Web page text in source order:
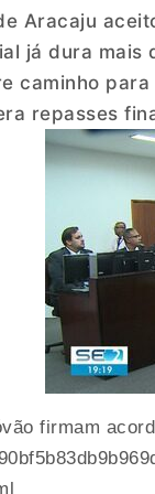
Aracaju
já dura mais
caminho
repasses
firmam